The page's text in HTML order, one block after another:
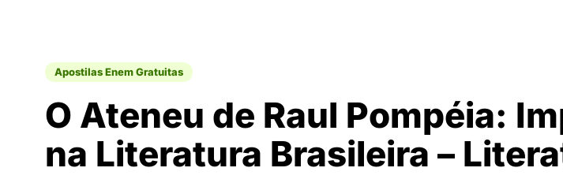
Apostilas Enem Gratuitas
O Ateneu de Raul Pompéia:
na Literatura Brasileira –